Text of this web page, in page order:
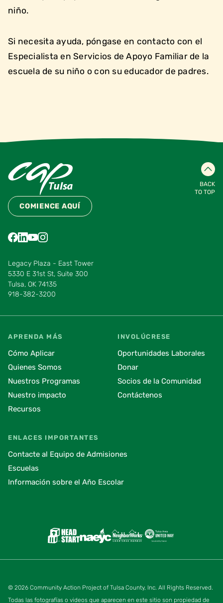
niño.
Si necesita ayuda, póngase en contacto con el
Especialista en Servicios de Apoyo Familiar de la
escuela de su niño o con su educador de padres.
BACK
TO TOP
COMIENCE AQUÍ
Find us on Facebook
Find us on LinkedIn
Find us on YouTube
Find us on Instagram
Find us on Pinterest
Find us on Vimeo
Legacy Plaza - East Tower
5330 E 31st St, Suite 300
Tulsa, OK 74135
918-382-3200
ENLACES IMPORTANTES
Contacte al Equipo de Admisiones
Escuelas
Información sobre el Año Escolar
APRENDA MÁS
Cómo Aplicar
Quienes Somos
Nuestros Programas
Nuestro impacto
Recursos
INVOLÚCRESE
Oportunidades Laborales
Donar
Socios de la Comunidad
Contáctenos
© 2026 Community Action Project of Tulsa County, Inc. All Rights Reserved.
Todas las fotografías o videos que aparecen en este sitio son propiedad de